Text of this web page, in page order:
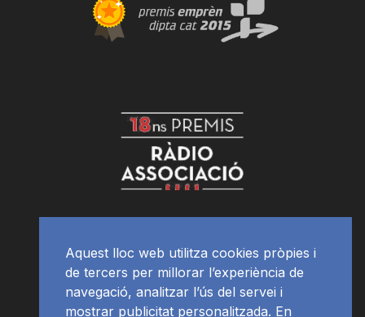
Aquest lloc web utilitza cookies pròpies i
de tercers per millorar l’experiència de
navegació, analitzar l’ús del servei i
mostrar publicitat personalitzada. En